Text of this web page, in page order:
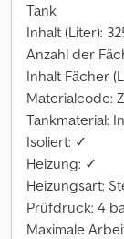
Tank
Inhalt (Liter):
Anzahl der
Inhalt Fächer
Materialcode:
Tankmaterial:
Isoliert: ✓
Heizung: ✓
Heizungsart:
Prüfdruck: 4
Maximale